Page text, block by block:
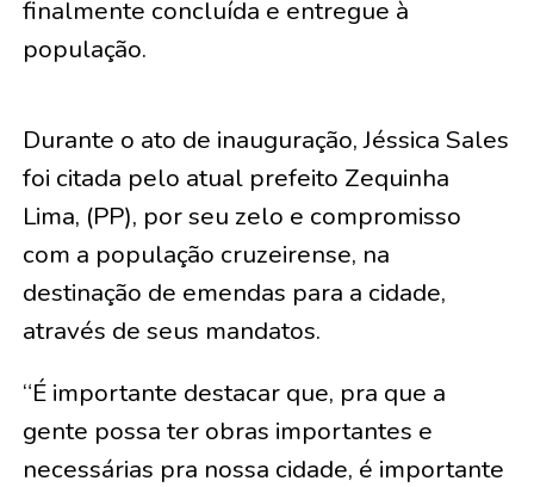
finalmente concluída e entregue à
população.
Durante o ato de inauguração, Jéssica Sales
foi citada pelo atual prefeito Zequinha
Lima, (PP), por seu zelo e compromisso
com a população cruzeirense, na
destinação de emendas para a cidade,
através de seus mandatos.
“É importante destacar que, pra que a
gente possa ter obras importantes e
necessárias pra nossa cidade, é importante